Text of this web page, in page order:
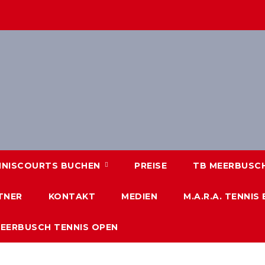
BUCHEN PREISE TB
KONTAKT MEDIEN M.A.R.A. TENNIS
TENNIS OPEN